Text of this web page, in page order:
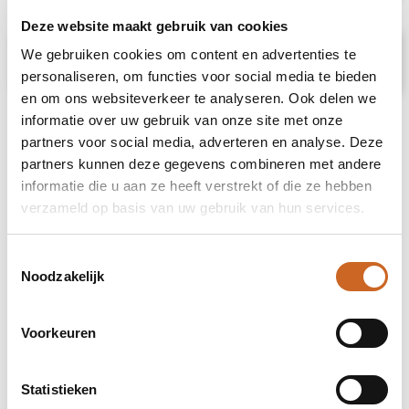
Deze website maakt gebruik van cookies
We gebruiken cookies om content en advertenties te
personaliseren, om functies voor social media te bieden
en om ons websiteverkeer te analyseren. Ook delen we
informatie over uw gebruik van onze site met onze
partners voor social media, adverteren en analyse. Deze
partners kunnen deze gegevens combineren met andere
informatie die u aan ze heeft verstrekt of die ze hebben
verzameld op basis van uw gebruik van hun services.
Noodzakelijk
Voorkeuren
Statistieken
Prijsspecificaties